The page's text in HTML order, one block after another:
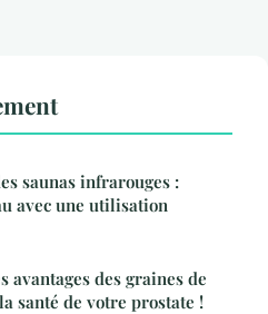
saunas infrarouges :
avec une utilisation
avantages des graines de
santé de votre prostate !